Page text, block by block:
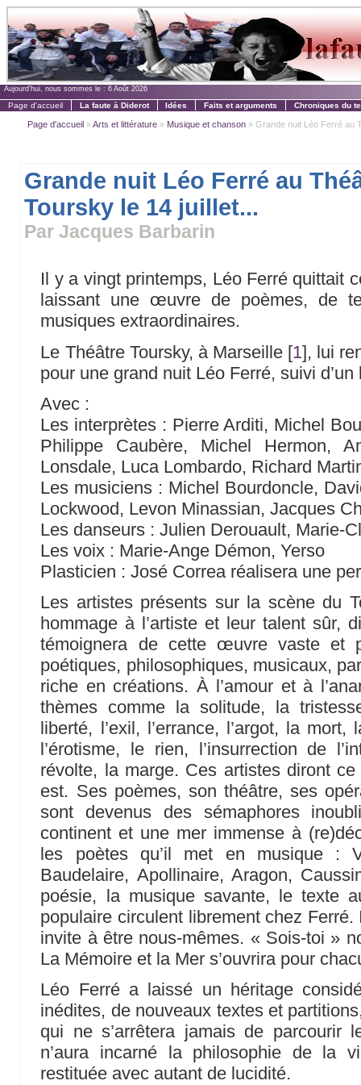
Aujourd'hui, nous sommes le : 6 Août 2026
Page d'accueil La faute à Diderot Idées Faits et arguments Chroniques du
Page d'accueil »Arts et littérature » Musique et chanson » Grande nuit Léo Ferré au
Grande nuit Léo Ferré au
Toursky le 14 juillet...
Par Jacques Barbarin
Il y a vingt printemps, Léo Ferré quittait
laissant une œuvre de poèmes, de
musiques extraordinaires.
Le Théâtre Toursky, à Marseille [1], lui
pour une grand nuit Léo Ferré, suivi
Avec :
Les interprètes : Pierre Arditi, Michel
Philippe Caubère, Michel Hermon,
Lonsdale, Luca Lombardo, Richard
Les musiciens : Michel Bourdoncle,
Lockwood, Levon Minassian, Jacques
Les danseurs : Julien Derouault, Marie-
Les voix : Marie-Ange Démon, Yerso
Plasticien : José Correa réalisera une
Les artistes présents sur la scène du
hommage à l’artiste et leur talent sûr,
témoignera de cette œuvre vaste et
poétiques, philosophiques, musicaux,
riche en créations. À l’amour et à
thèmes comme la solitude, la
liberté, l’exil, l’errance, l’argot, la
l’érotisme, le rien, l’insurrection de
révolte, la marge. Ces artistes diront
est. Ses poèmes, son théâtre, ses
sont devenus des sémaphores
continent et une mer immense à
les poètes qu’il met en musique :
Baudelaire, Apollinaire, Aragon,
poésie, la musique savante, le texte
populaire circulent librement chez
invite à être nous-mêmes. « Sois-toi »
La Mémoire et la Mer s’ouvrira pour
Léo Ferré a laissé un héritage
inédites, de nouveaux textes et
qui ne s’arrêtera jamais de parcourir
n’aura incarné la philosophie de la
restituée avec autant de lucidité.